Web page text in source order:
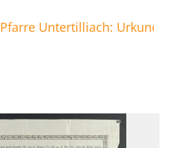
Pfarre Untertilliach: Urkunden